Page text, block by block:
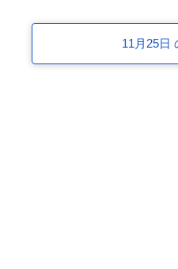
11月25日